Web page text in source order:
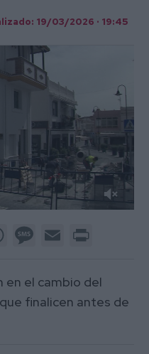
19/03/2026 · 19:45
WhatsAppMessage
Email
en el cambio del
finalicen antes de